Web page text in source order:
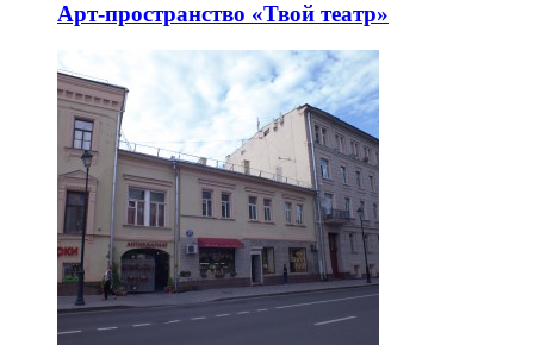
Арт-пространство «Твой театр»